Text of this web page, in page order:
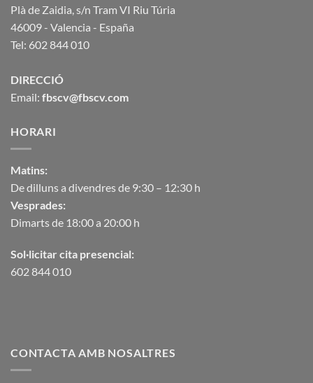
Plà de Zaidia, s/n Tram VI Riu Túria
46009 - Valencia - España
Tel: 602 844 010
DIRECCIÓ
Email: fbscv@fbscv.com
HORARI
Matins:
De dilluns a divendres de 9:30 – 12:30 h
Vesprades:
Dimarts de 18:00 a 20:00 h
Sol·licitar cita presencial:
602 844 010
CONTACTA AMB NOSALTRES